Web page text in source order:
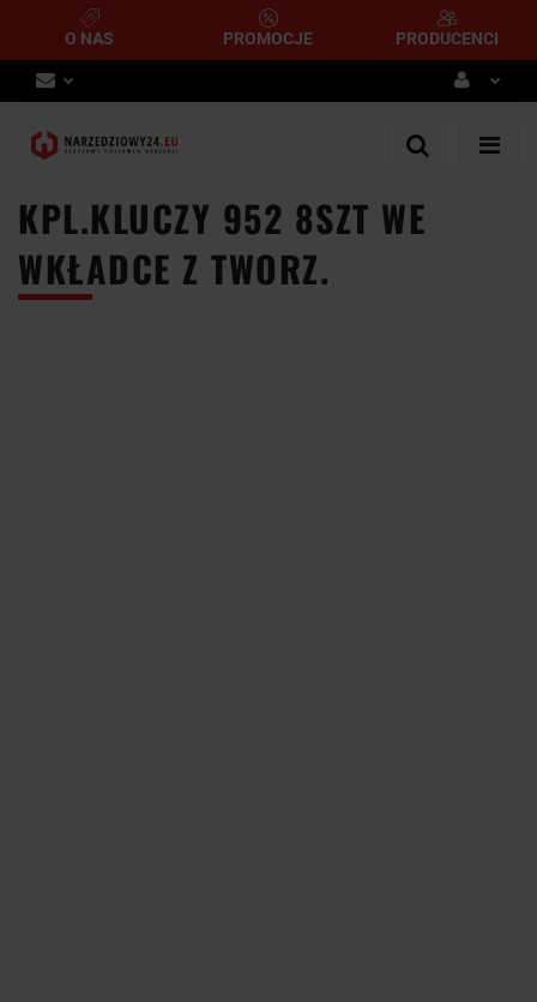
O NAS PROMOCJE PRODUCENCI
Zaloguj się
Dodaj zgłoszenie
KPL.KLUCZY 952 8SZT WE
WKŁADCE Z TWORZ.